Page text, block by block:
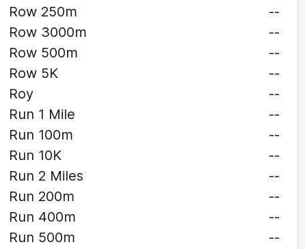
Row 250m
--
Row 3000m
--
Row 500m
--
Row 5K
--
Roy
--
Run 1 Mile
--
Run 100m
--
Run 10K
--
Run 2 Miles
--
Run 200m
--
Run 400m
--
Run 500m
--